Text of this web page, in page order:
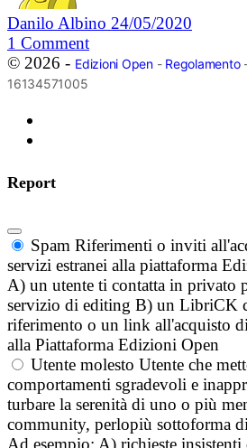
Danilo Albino 24/05/2020
1 Comment
© 2026 - Edizioni Open- Regolamento
16134571005
Report
Spam Riferimenti o inviti
servizi estranei alla piattaforma
A) un utente ti contatta in privato
servizio di editing B) un LibriCK
riferimento o un link all'acquisto
alla Piattaforma Edizioni Open
Utente molesto Utente che
comportamenti sgradevoli e
turbare la serenità di uno o più
community, perlopiù sottoforma
Ad esempio: A) richieste